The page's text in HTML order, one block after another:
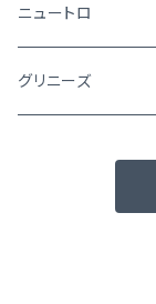
ニュートロ
シュプレモ
ワイルドレシピ
グリニーズ